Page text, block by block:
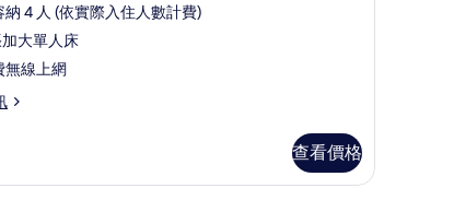
納 4 人 (依實際入住人數計費)
大單人床
無線上網
查看價格